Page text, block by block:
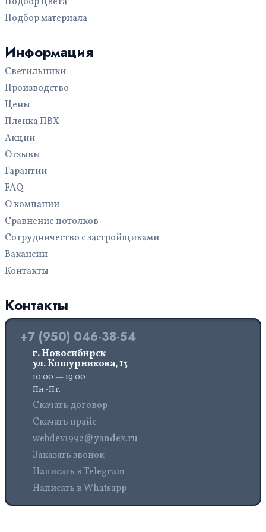
На кухню
Для бассейна
С трековыми светильниками
С рисунком
Многоуровневые
Подбор материала
Информация
Светильники
Производство
Цены
Пленка ПВХ
Акции
Отзывы
Гарантии
FAQ
О компании
Сравнение потолков
Сотрудничество с застройщиками
Вакансии
Контакты
Контакты
+7 (950) 046-38-54
г. Новосибирск
ул. Кошурникова, 13
10:00 — 19:00
Пн.-Пт.
Скачать договор
Скачать прайс
webdev1992@yandex.ru
Заказать звонок
Написать в Telegram
Написать в Whatsapp